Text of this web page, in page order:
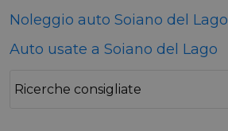
Noleggio auto Soiano del Lago
Auto usate a Soiano del Lago
Ricerche consigliate